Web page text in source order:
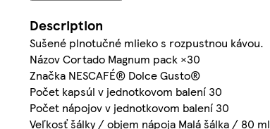
Description
Sušené plnotučné mlieko s rozpustnou kávou.
Názov Cortado Magnum pack ×30
Značka NESCAFÉ® Dolce Gusto®
Počet kapsúl v jednotkovom balení 30
Počet nápojov v jednotkovom balení 30
Veľkosť šálky / objem nápoja Malá šálka / 80 ml